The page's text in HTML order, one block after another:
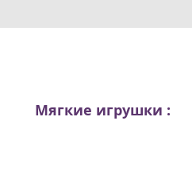
Мягкие игрушки :